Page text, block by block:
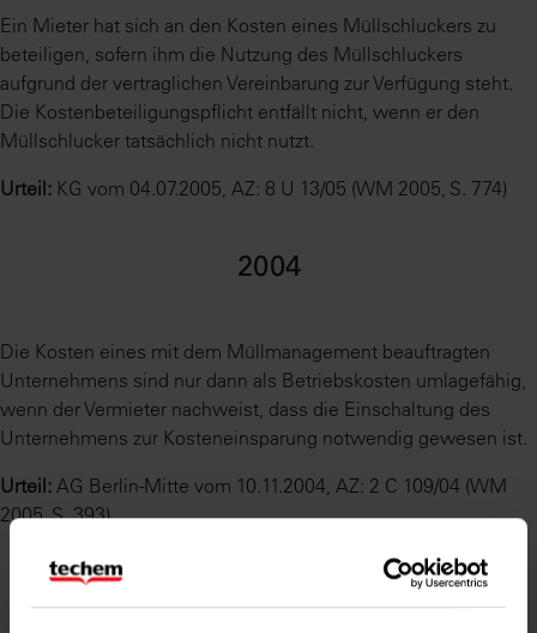
Ein Mieter hat sich an den Kosten eines Müllschluckers zu
beteiligen, sofern ihm die Nutzung des Müllschluckers
aufgrund der vertraglichen Vereinbarung zur Verfügung steht.
Die Kostenbeteiligungspflicht entfällt nicht, wenn er den
Müllschlucker tatsächlich nicht nutzt.
Urteil: KG vom 04.07.2005, AZ: 8 U 13/05 (WM 2005, S. 774)
2004
Die Kosten eines mit dem Müllmanagement beauftragten
Unternehmens sind nur dann als Betriebskosten umlagefähig,
wenn der Vermieter nachweist, dass die Einschaltung des
Unternehmens zur Kosteneinsparung notwendig gewesen ist.
Urteil: AG Berlin-Mitte vom 10.11.2004, AZ: 2 C 109/04 (WM
2005, S. 393)